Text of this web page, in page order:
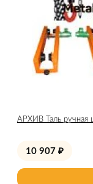
АРХИВ Таль ручная
10 907 ₽